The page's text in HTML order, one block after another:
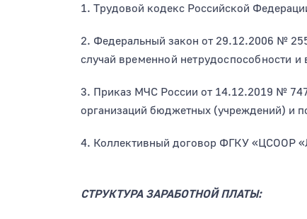
1. Трудовой кодекс Российской
2. Федеральный закон от 29.12.2006 №
случай временной нетрудоспособности и
3. Приказ МЧС России от 14.12.2019 №
организаций бюджетных (учреждений) и
4. Коллективный договор ФГКУ «ЦСООР
СТРУКТУРА ЗАРАБОТНОЙ ПЛАТЫ: